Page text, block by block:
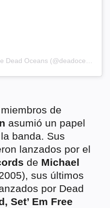
de
asumió un papel
banda. Sus
lanzados por el
de Michael
sus últimos
por Dead
Set’ Em Free